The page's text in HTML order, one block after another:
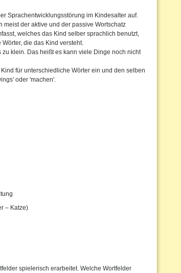
Sprachentwicklungsstörung im Kindesalter auf.
meist der aktive und der passive Wortschatz
welches das Kind selber sprachlich benutzt,
die das Kind versteht.
klein. Das heißt es kann viele Dinge noch nicht
für unterschiedliche Wörter ein und den selben
oder 'machen'.
– Katze)
spielerisch erarbeitet. Welche Wortfelder